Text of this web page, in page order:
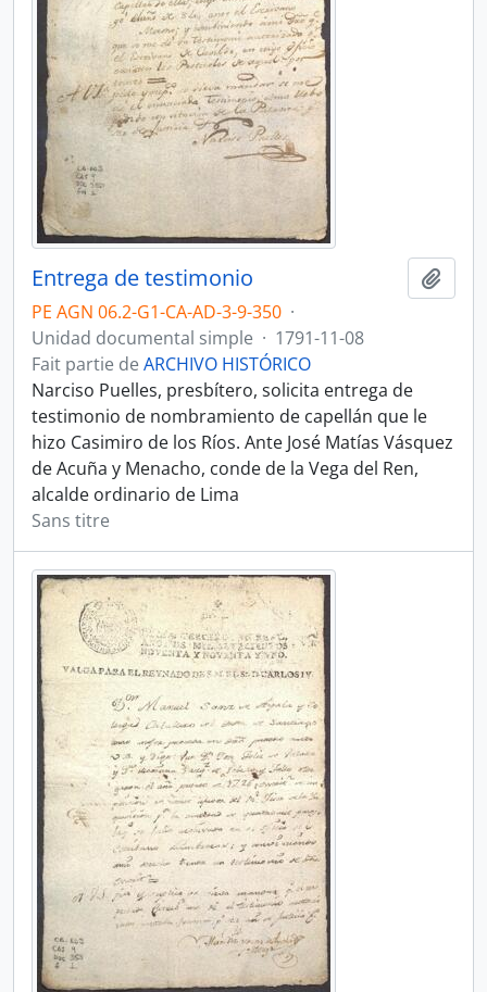
Entrega de testimonio
PE AGN 06.2-G1-CA-AD-3-9-350 ·
Unidad documental simple · 1791-11-08
Fait partie de ARCHIVO HISTÓRICO
Narciso Puelles, presbítero, solicita entrega de
testimonio de nombramiento de capellán que le
hizo Casimiro de los Ríos. Ante José Matías Vásquez
de Acuña y Menacho, conde de la Vega del Ren,
alcalde ordinario de Lima
Sans titre